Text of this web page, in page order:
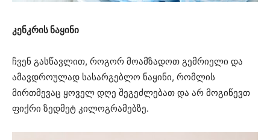
კენკრის ნაყინი
ჩვენ გასწავლით, როგორ მოამზადოთ გემრიელი და
ამავდროულად სასარგებლო ნაყინი, რომლის
მირთმევაც ყოველ დღე შეგეძლებათ და არ მოგიწევთ
ფიქრი ზედმეტ კილოგრამებზე.